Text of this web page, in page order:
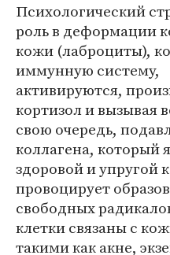
Психологический
роль в деформации
кожи (лаброциты),
иммунную систему,
активируются,
кортизол и вызывая
свою очередь,
коллагена, который
здоровой и упругой
провоцирует
свободных
клетки связаны с
такими как акне,